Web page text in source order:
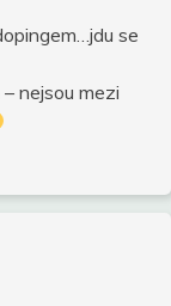
se
nejsou mezi